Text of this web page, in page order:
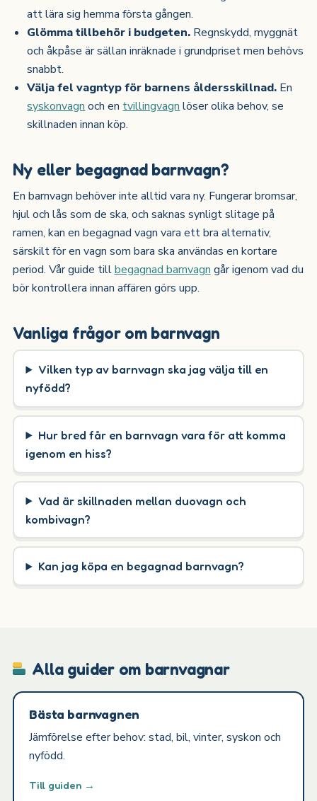
att lära sig hemma första gången.
Glömma tillbehör i budgeten. Regnskydd, myggnät
och åkpåse är sällan inräknade i grundpriset men behövs
snabbt.
Välja fel vagntyp för barnens åldersskillnad. En
syskonvagn och en tvillingvagn löser olika behov, se
skillnaden innan köp.
Ny eller begagnad barnvagn?
En barnvagn behöver inte alltid vara ny. Fungerar bromsar,
hjul och lås som de ska, och saknas synligt slitage på
ramen, kan en begagnad vagn vara ett bra alternativ,
särskilt för en vagn som bara ska användas en kortare
period. Vår guide tillbegagnad barnvagn går igenom vad du
bör kontrollera innan affären görs upp.
Vanliga frågor om barnvagn
Vilken typ av barnvagn ska jag välja till en
nyfödd?
Hur bred får en barnvagn vara för att komma
igenom en hiss?
Vad är skillnaden mellan duovagn och
kombivagn?
Kan jag köpa en begagnad barnvagn?
Alla guider om barnvagnar
Bästa barnvagnen
Jämförelse efter behov: stad, bil, vinter, syskon och
nyfödd.
Till guiden →